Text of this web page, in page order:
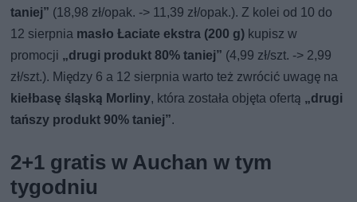
taniej” (18,98 zł/opak. -> 11,39 zł/opak.). Z kolei od 10 do
12 sierpnia masło Łaciate ekstra (200 g) kupisz w
promocji „drugi produkt 80% taniej” (4,99 zł/szt. -> 2,99
zł/szt.). Między 6 a 12 sierpnia warto też zwrócić uwagę na
kiełbasę śląską Morliny, która została objęta ofertą „drugi
tańszy produkt 90% taniej”.
2+1 gratis w Auchan w tym
tygodniu